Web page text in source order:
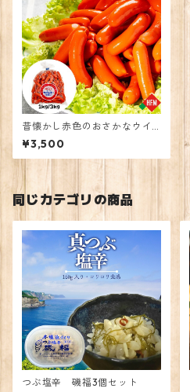
昔懐かし赤色のおさかなウイ
ンナー【1kg】
¥3,500
同じカテゴリの商品
つぶ塩辛 磯福3個セット